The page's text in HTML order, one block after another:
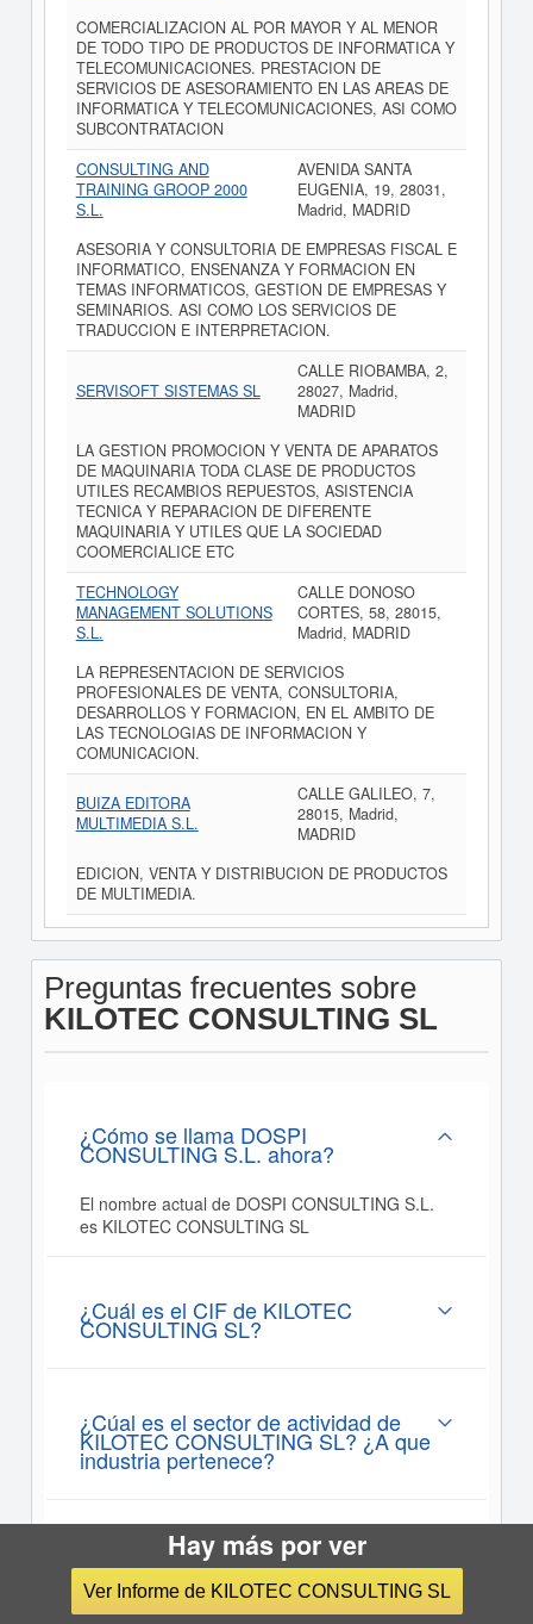
COMERCIALIZACION AL POR MAYOR Y AL MENOR
DE TODO TIPO DE PRODUCTOS DE INFORMATICA Y
TELECOMUNICACIONES. PRESTACION DE
SERVICIOS DE ASESORAMIENTO EN LAS AREAS DE
INFORMATICA Y TELECOMUNICACIONES, ASI COMO
SUBCONTRATACION
CONSULTING AND
TRAINING GROOP 2000
S.L.
AVENIDA SANTA
EUGENIA, 19, 28031,
Madrid, MADRID
ASESORIA Y CONSULTORIA DE EMPRESAS FISCAL E
INFORMATICO, ENSENANZA Y FORMACION EN
TEMAS INFORMATICOS, GESTION DE EMPRESAS Y
SEMINARIOS. ASI COMO LOS SERVICIOS DE
TRADUCCION E INTERPRETACION.
SERVISOFT SISTEMAS SL
CALLE RIOBAMBA, 2,
28027, Madrid,
MADRID
LA GESTION PROMOCION Y VENTA DE APARATOS
DE MAQUINARIA TODA CLASE DE PRODUCTOS
UTILES RECAMBIOS REPUESTOS, ASISTENCIA
TECNICA Y REPARACION DE DIFERENTE
MAQUINARIA Y UTILES QUE LA SOCIEDAD
COOMERCIALICE ETC
TECHNOLOGY
MANAGEMENT SOLUTIONS
S.L.
CALLE DONOSO
CORTES, 58, 28015,
Madrid, MADRID
LA REPRESENTACION DE SERVICIOS
PROFESIONALES DE VENTA, CONSULTORIA,
DESARROLLOS Y FORMACION, EN EL AMBITO DE
LAS TECNOLOGIAS DE INFORMACION Y
COMUNICACION.
BUIZA EDITORA
MULTIMEDIA S.L.
CALLE GALILEO, 7,
28015, Madrid,
MADRID
EDICION, VENTA Y DISTRIBUCION DE PRODUCTOS
DE MULTIMEDIA.
Preguntas frecuentes sobre
KILOTEC CONSULTING SL
¿Cómo se llama DOSPI
CONSULTING S.L. ahora?
El nombre actual de DOSPI CONSULTING S.L.
es KILOTEC CONSULTING SL
¿Cuál es el CIF de KILOTEC
CONSULTING SL?
¿Cúal es el sector de actividad de
KILOTEC CONSULTING SL? ¿A que
industria pertenece?
¿Dónde está la sede de KILOTEC
CONSULTING SL?
Hay más por ver
Ver Informe de KILOTEC CONSULTING SL